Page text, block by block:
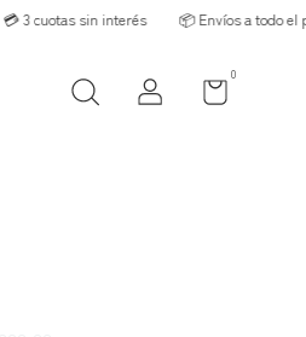
sin interés 📦 Envíos a todo el país
0